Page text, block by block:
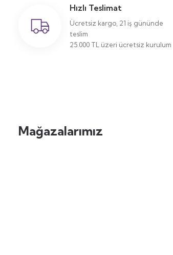
Hızlı Teslimat
Ücretsiz kargo, 21 iş gününde
teslim
25.000 TL üzeri ücretsiz kurulum
Mağazalarımız